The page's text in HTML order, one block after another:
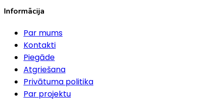
Informācija
Par mums
Kontakti
Piegāde
Atgriešana
Privātuma politika
Par projektu